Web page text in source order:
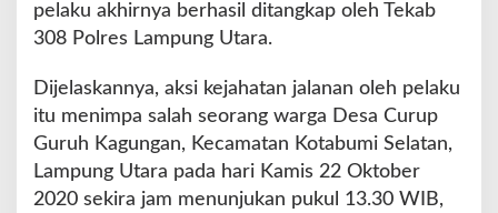
pelaku akhirnya berhasil ditangkap oleh Tekab
308 Polres Lampung Utara.
Dijelaskannya, aksi kejahatan jalanan oleh pelaku
itu menimpa salah seorang warga Desa Curup
Guruh Kagungan, Kecamatan Kotabumi Selatan,
Lampung Utara pada hari Kamis 22 Oktober
2020 sekira jam menunjukan pukul 13.30 WIB,